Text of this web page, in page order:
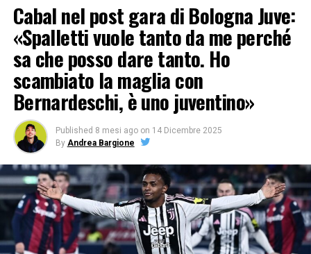
Cabal nel post gara di Bologna Juve:
«Spalletti vuole tanto da me perché
sa che posso dare tanto. Ho
scambiato la maglia con
Bernardeschi, è uno juventino»
Published 8 mesi ago on 14 Dicembre 2025
By Andrea Bargione